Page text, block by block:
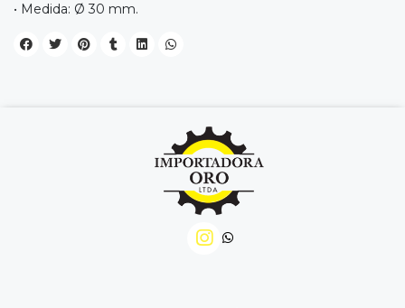
• Medida: Ø 30 mm.